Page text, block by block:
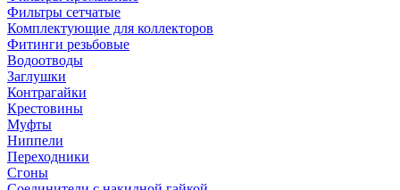
Фильтры сетчатые
Комплектующие для коллекторов
Фитинги резьбовые
Водоотводы
Заглушки
Контрагайки
Крестовины
Муфты
Ниппели
Переходники
Сгоны